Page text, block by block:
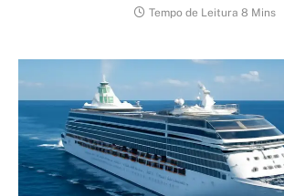
Tempo de Leitura 8 Mins